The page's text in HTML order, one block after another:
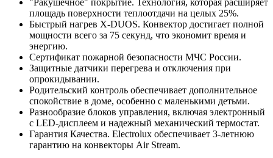
площадь поверхности теплоотдачи на целых 25%.
Быстрый нагрев X-DUOS. Конвектор достигает полной
мощности всего за 75 секунд, что экономит время и
энергию.
Сертификат пожарной безопасности МЧС России.
Защитные датчики перегрева и отключения при
опрокидывании.
Родительский контроль обеспечивает дополнительное
спокойствие в доме, особенно с маленькими детьми.
Разнообразие блоков управления, включая электронный
с LED-дисплеем и надежный механический термостат.
Гарантия Качества. Electrolux обеспечивает 3-летнюю
гарантию на конвекторы Air Stream.